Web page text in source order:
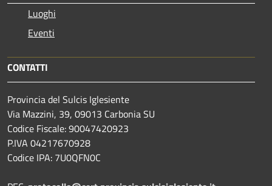
Luoghi
Eventi
CONTATTI
Provincia del Sulcis Iglesiente
Via Mazzini, 39, 09013 Carbonia SU
Codice Fiscale: 90047420923
P.IVA 04217670928
Codice IPA: 7U0QFN0C